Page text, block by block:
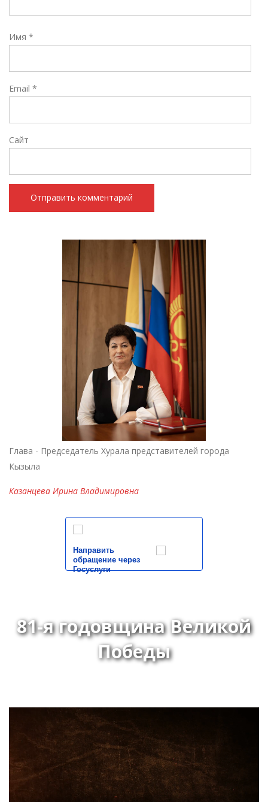
Имя *
Email *
Сайт
Глава - Председатель Хурала представителей города
Кызыла
Казанцева Ирина Владимировна
Направить
обращение через
Госуслуги
81-я годовщина Великой
Победы